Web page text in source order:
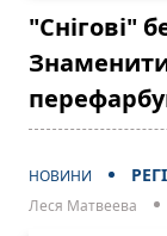
"Снігові"
НОВИНИ
Леся Матвеева